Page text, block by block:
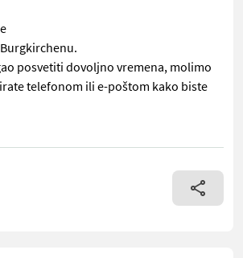
posvetiti dovoljno vremena, molimo
telefonom ili e-poštom kako biste
motorna kosilica Rasant. Značajke: -